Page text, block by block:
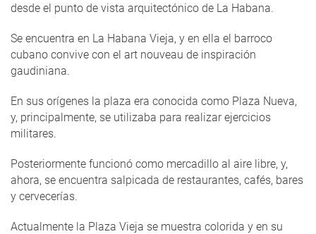
desde el punto de vista arquitectónico de La Habana.
Se encuentra en La Habana Vieja, y en ella el barroco
cubano convive con el art nouveau de inspiración
gaudiniana.
En sus orígenes la plaza era conocida como Plaza Nueva,
y, principalmente, se utilizaba para realizar ejercicios
militares.
Posteriormente funcionó como mercadillo al aire libre, y,
ahora, se encuentra salpicada de restaurantes, cafés, bares
y cervecerías.
Actualmente la Plaza Vieja se muestra colorida y en su